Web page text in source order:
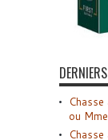
ou Mme